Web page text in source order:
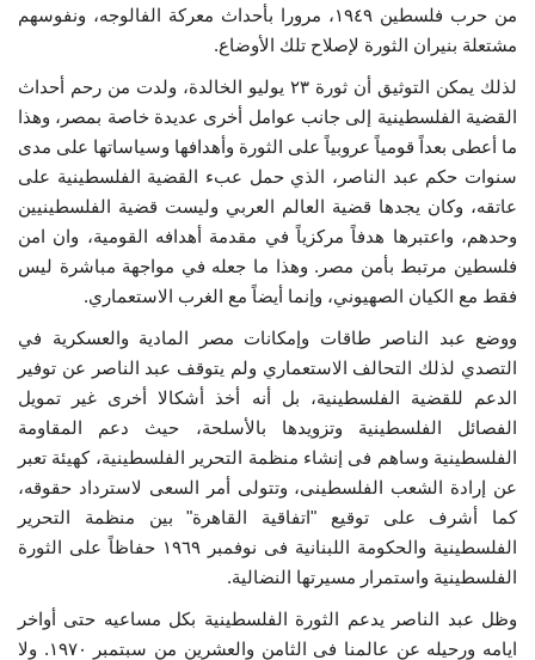
لغة
English
Swahili
español
French
Arabic
من حرب فلسطين ١٩٤٩، مرورا بأحداث معركة الفالوجه، ونفوسهم
مشتعلة بنيران الثورة لإصلاح تلك الأوضاع.
لذلك يمكن التوثيق أن ثورة ٢٣ يوليو الخالدة، ولدت من رحم أحداث
القضية الفلسطينية إلى جانب عوامل أخرى عديدة خاصة بمصر، وهذا
ما أعطى بعداً قومياً عروبياً على الثورة وأهدافها وسياساتها على مدى
سنوات حكم عبد الناصر، الذي حمل عبء القضية الفلسطينية على
عاتقه، وكان يجدها قضية العالم العربي وليست قضية الفلسطينيين
وحدهم، واعتبرها هدفاً مركزياً في مقدمة أهدافه القومية، وان امن
فلسطين مرتبط بأمن مصر. وهذا ما جعله في مواجهة مباشرة ليس
فقط مع الكيان الصهيوني، وإنما أيضاً مع الغرب الاستعماري.
ووضع عبد الناصر طاقات وإمكانات مصر المادية والعسكرية في
التصدي لذلك التحالف الاستعماري ولم يتوقف عبد الناصر عن توفير
الدعم للقضية الفلسطينية، بل أنه أخذ أشكالا أخرى غير تمويل
الفصائل الفلسطينية وتزويدها بالأسلحة، حيث دعم المقاومة
الفلسطينية وساهم فى إنشاء منظمة التحرير الفلسطينية، كهيئة تعبر
عن إرادة الشعب الفلسطينى، وتتولى أمر السعى لاسترداد حقوقه،
كما أشرف على توقيع "اتفاقية القاهرة" بين منظمة التحرير
الفلسطينية والحكومة اللبنانية فى نوفمبر ١٩٦٩ حفاظاً على الثورة
الفلسطينية واستمرار مسيرتها النضالية.
وظل عبد الناصر يدعم الثورة الفلسطينية بكل مساعيه حتى أواخر
ايامه ورحيله عن عالمنا فى الثامن والعشرين من سبتمبر ١٩٧٠. ولا